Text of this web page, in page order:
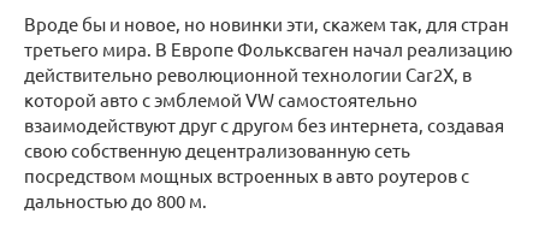
Вроде бы и новое, но новинки эти, скажем так, для стран
третьего мира. В Европе Фольксваген начал реализацию
действительно революционной технологии Car2X, в
которой авто с эмблемой VW самостоятельно
взаимодействуют друг с другом без интернета, создавая
свою собственную децентрализованную сеть
посредством мощных встроенных в авто роутеров с
дальностью до 800 м.